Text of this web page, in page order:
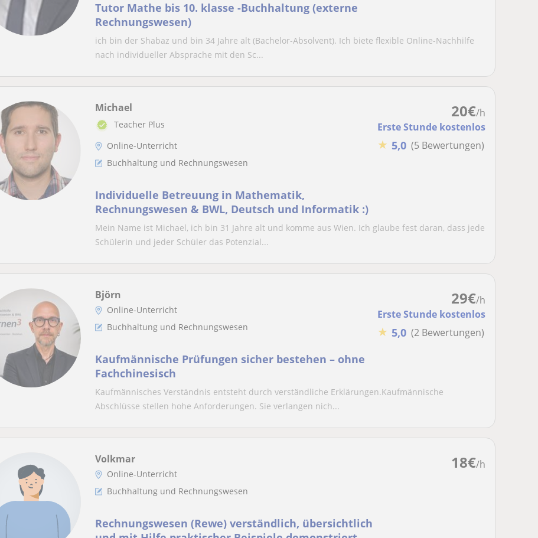
Tutor Mathe bis 10. klasse -Buchhaltung (externe
Rechnungswesen)
ich bin der Shabaz und bin 34 Jahre alt (Bachelor-Absolvent). Ich biete flexible Online-Nachhilfe
nach individueller Absprache mit den Sc...
20€/h
Erste Stunde kostenlos
★ 5,0 (5 Bewertungen)
Michael
Teacher Plus
Online-Unterricht
Buchhaltung und Rechnungswesen
Individuelle Betreuung in Mathematik,
Rechnungswesen & BWL, Deutsch und Informatik :)
Mein Name ist Michael, ich bin 31 Jahre alt und komme aus Wien. Ich glaube fest daran, dass jede
Schülerin und jeder Schüler das Potenzial...
29€/h
Erste Stunde kostenlos
★ 5,0 (2 Bewertungen)
Björn
Online-Unterricht
Buchhaltung und Rechnungswesen
Kaufmännische Prüfungen sicher bestehen – ohne
Fachchinesisch
Kaufmännisches Verständnis entsteht durch verständliche Erklärungen.Kaufmännische
Abschlüsse stellen hohe Anforderungen. Sie verlangen nich...
18€/h
Volkmar
Online-Unterricht
Buchhaltung und Rechnungswesen
Rechnungswesen (Rewe) verständlich, übersichtlich